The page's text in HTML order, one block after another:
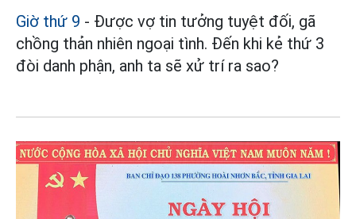
Giờ thứ 9 - Được vợ tin tưởng tuyệt đối, gã
chồng thản nhiên ngoại tình. Đến khi kẻ thứ 3
đòi danh phận, anh ta sẽ xử trí ra sao?